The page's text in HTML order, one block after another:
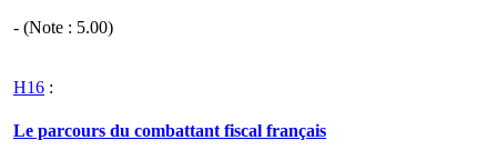
- (Note : 5.00)
H16 :
Le parcours du combattant fiscal français